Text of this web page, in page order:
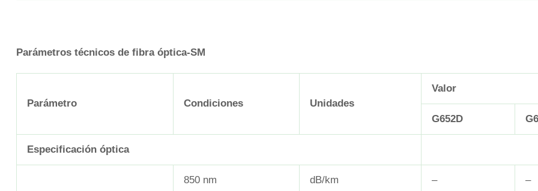
Parámetros técnicos de fibra óptica-SM
Parámetro Condiciones Unidades
Valor
G652D
Especificación óptica
850 nm dB/km – –